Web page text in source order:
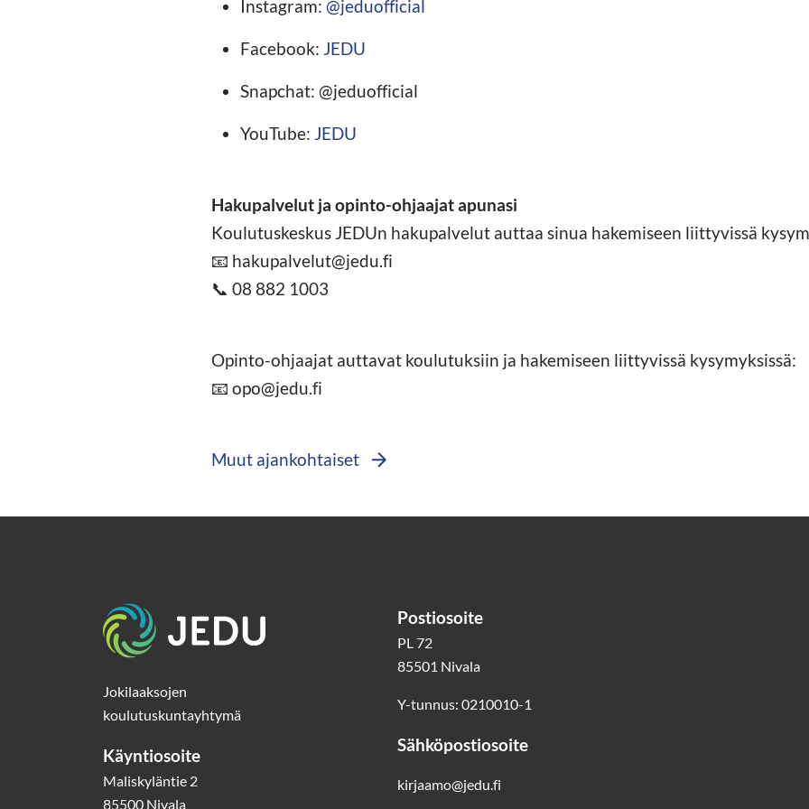
Instagram: @jeduofficial
Facebook: JEDU
Snapchat: @jeduofficial
YouTube: JEDU
Hakupalvelut ja opinto-ohjaajat apunasi
Koulutuskeskus JEDUn hakupalvelut auttaa sinua hakemiseen liittyvissä
📧 hakupalvelut@jedu.fi
📞 08 882 1003
Opinto-ohjaajat auttavat koulutuksiin ja hakemiseen liittyvissä kysymyksissä:
📧 opo@jedu.fi
Muut ajankohtaiset
Etusivu
Jokilaaksojen
koulutuskuntayhtymä
Käyntiosoite
Maliskyläntie 2
85500 Nivala
Postiosoite
PL 72
85501 Nivala
Y-tunnus: 0210010-1
Sähköpostiosoite
kirjaamo@jedu.fi